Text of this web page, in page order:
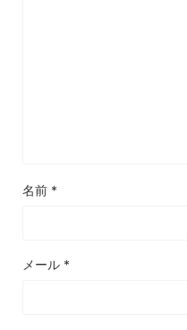
名前 *
メール *